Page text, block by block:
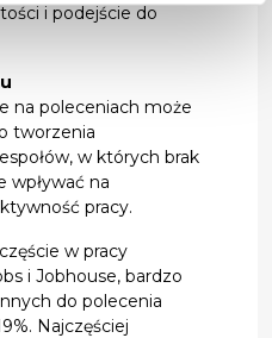
i podejście do
na poleceniach może
tworzenia
w których brak
wpływać na
pracy.
w pracy
i Jobhouse, bardzo
do polecenia
Najczęściej